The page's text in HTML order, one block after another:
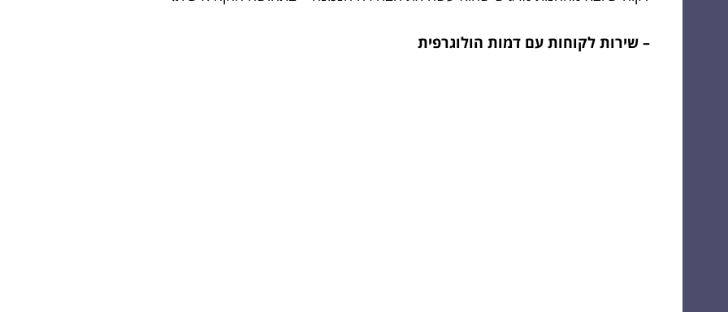
– שירות לקוחות עם דמות הולוגרפית